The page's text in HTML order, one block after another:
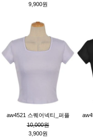
9,900원
aw4521 스퀘어넥티_퍼플
10,000원
3,900원